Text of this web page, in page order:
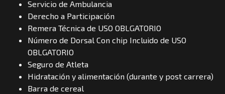
Servicio de Ambulancia
Derecho a Participación
Remera Técnica de USO OBLGATORIO
Número de Dorsal Con chip Incluido de USO
OBLGATORIO
Seguro de Atleta
Hidratación y alimentación (durante y post carrera)
Barra de cereal